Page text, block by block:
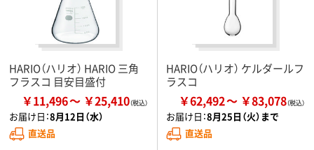
HARIO（ハリオ） HARIO 三角
フラスコ 目安目盛付
￥11,496 ￥25,410
お届け日：8月12日（水）
直送品
HARIO（ハリオ） ケルダールフ
ラスコ
￥62,492 ￥83,078
お届け日：8月25日（火）まで
直送品